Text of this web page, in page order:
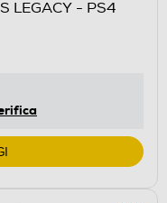
LEGACY - PS4